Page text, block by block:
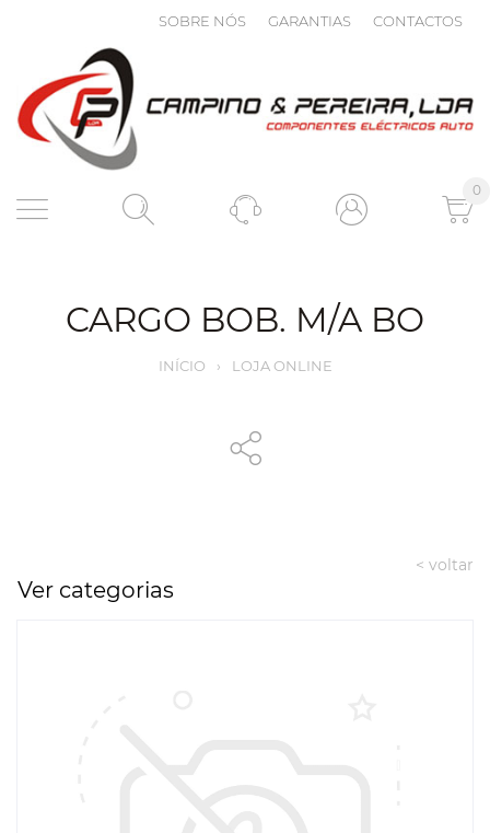
SOBRE NÓS GARANTIAS CONTACTOS
0
CARGO BOB. M/A BO
INÍCIO › LOJA ONLINE
< voltar
Ver categorias